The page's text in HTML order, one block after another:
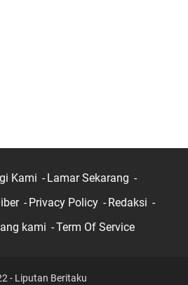
Kami
Lamar Sekarang
Privacy Policy
Redaksi
kami Term Of Service
- Liputan Beritaku